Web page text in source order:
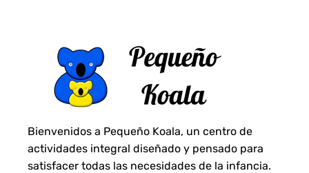
Bienvenidos a Pequeño Koala, un centro de
actividades integral diseñado y pensado para
satisfacer todas las necesidades de la infancia.